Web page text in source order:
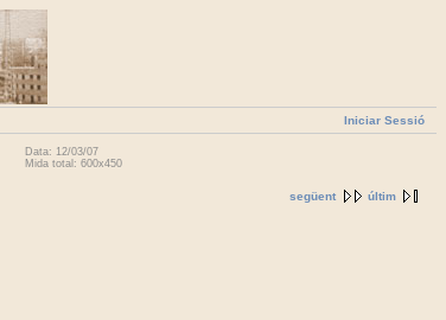
Iniciar Sessió
Data: 12/03/07
Mida total: 600x450
següent últim